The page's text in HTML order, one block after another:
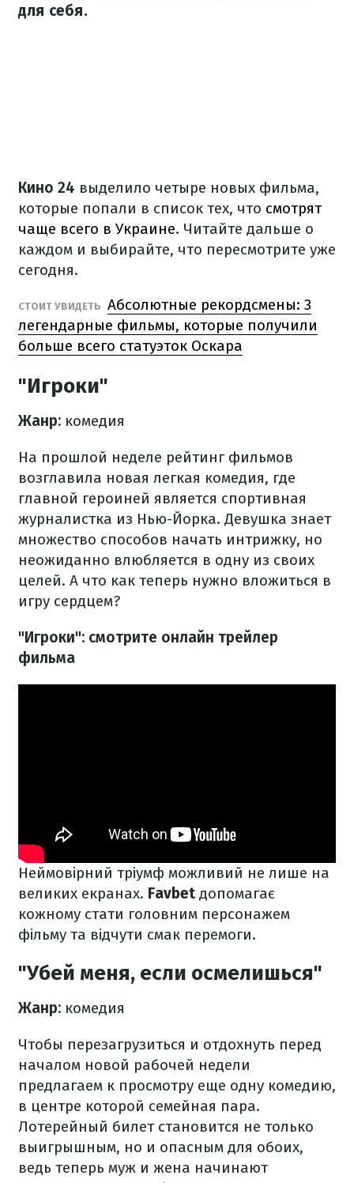
для себя.
Кино 24 выделило четыре новых фильма,
которые попали в список тех, что смотрят
чаще всего в Украине. Читайте дальше о
каждом и выбирайте, что пересмотрите уже
сегодня.
СТОИТ УВИДЕТЬ Абсолютные рекордсмены: 3
легендарные фильмы, которые получили
больше всего статуэток Оскара
"Игроки"
Жанр: комедия
На прошлой неделе рейтинг фильмов
возглавила новая легкая комедия, где
главной героиней является спортивная
журналистка из Нью-Йорка. Девушка знает
множество способов начать интрижку, но
неожиданно влюбляется в одну из своих
целей. А что как теперь нужно вложиться в
игру сердцем?
"Игроки": смотрите онлайн трейлер
фильма
Неймовірний тріумф можливий не лише на
великих екранах. Favbet допомагає
кожному стати головним персонажем
фільму та відчути смак перемоги.
"Убей меня, если осмелишься"
Жанр: комедия
Чтобы перезагрузиться и отдохнуть перед
началом новой рабочей недели
предлагаем к просмотру еще одну комедию,
в центре которой семейная пара.
Лотерейный билет становится не только
выигрышным, но и опасным для обоих,
ведь теперь муж и жена начинают